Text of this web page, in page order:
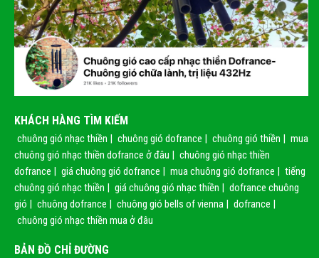
KHÁCH HÀNG TÌM KIẾM
chuông gió nhạc thiền | chuông gió dofrance | chuông gió thiền | mua
chuông gió nhạc thiền dofrance ở đâu | chuông gió nhạc thiền
dofrance | giá chuông gió dofrance | mua chuông gió dofrance | tiếng
chuông gió nhạc thiền | giá chuông gió nhạc thiền | dofrance chuông
gió | chuông dofrance | chuông gió bells of vienna | dofrance |
chuông gió nhạc thiền mua ở đâu
BẢN ĐỒ CHỈ ĐƯỜNG